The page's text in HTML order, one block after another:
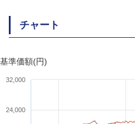
チャート
基準価額(円)
24,000
32,000